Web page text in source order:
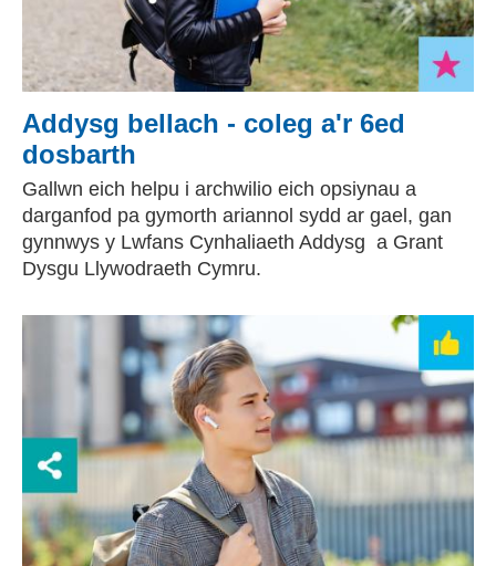
Addysg bellach - coleg a'r 6ed
dosbarth
Gallwn eich helpu i archwilio eich opsiynau a
darganfod pa gymorth ariannol sydd ar gael, gan
gynnwys y Lwfans Cynhaliaeth Addysg a Grant
Dysgu Llywodraeth Cymru.